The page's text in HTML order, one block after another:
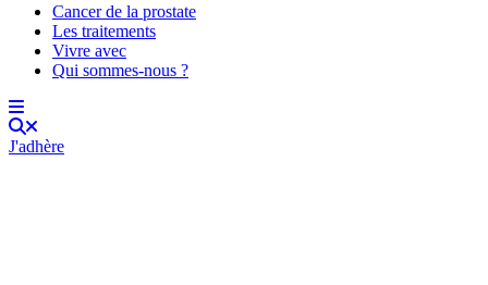
Cancer de la prostate
Les traitements
Vivre avec
Qui sommes-nous ?
J'adhère